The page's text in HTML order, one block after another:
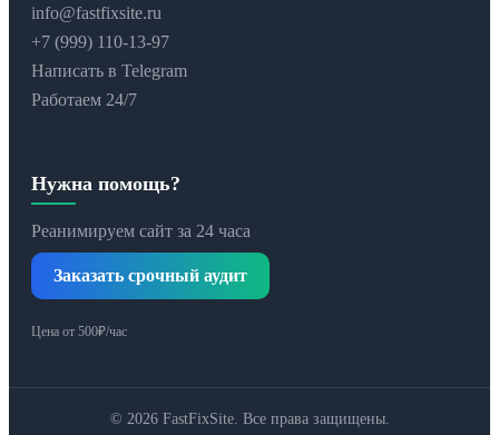
info@fastfixsite.ru
+7 (999) 110-13-97
Написать в Telegram
Работаем 24/7
Нужна помощь?
Реанимируем сайт за 24 часа
Заказать срочный аудит
Цена от 500₽/час
© 2026 FastFixSite. Все права защищены.